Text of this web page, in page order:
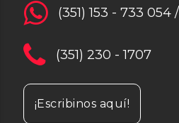
(351) 153 - 733 054
(351) 230 - 1707
¡Escribinos aquí!